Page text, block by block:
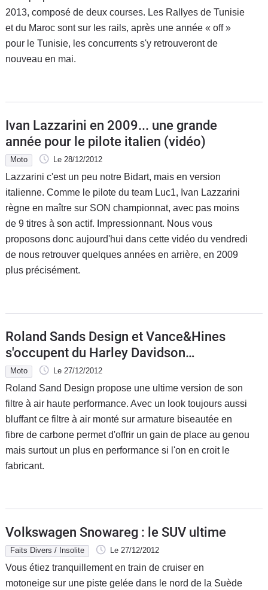
2013, composé de deux courses. Les Rallyes de Tunisie
et du Maroc sont sur les rails, après une année « off »
pour le Tunisie, les concurrents s'y retrouveront de
nouveau en mai.
Ivan Lazzarini en 2009... une grande
année pour le pilote italien (vidéo)
Moto Le 28/12/2012
Lazzarini c'est un peu notre Bidart, mais en version
italienne. Comme le pilote du team Luc1, Ivan Lazzarini
règne en maître sur SON championnat, avec pas moins
de 9 titres à son actif. Impressionnant. Nous vous
proposons donc aujourd'hui dans cette vidéo du vendredi
de nous retrouver quelques années en arrière, en 2009
plus précisément.
Roland Sands Design et Vance&Hines
s'occupent du Harley Davidson
Sportster
Moto Le 27/12/2012
Roland Sand Design propose une ultime version de son
filtre à air haute performance. Avec un look toujours aussi
bluffant ce filtre à air monté sur armature biseautée en
fibre de carbone permet d'offrir un gain de place au genou
mais surtout un plus en performance si l'on en croit le
fabricant.
Volkswagen Snowareg : le SUV ultime
Faits Divers / Insolite Le 27/12/2012
Vous étiez tranquillement en train de cruiser en
motoneige sur une piste gelée dans le nord de la Suède